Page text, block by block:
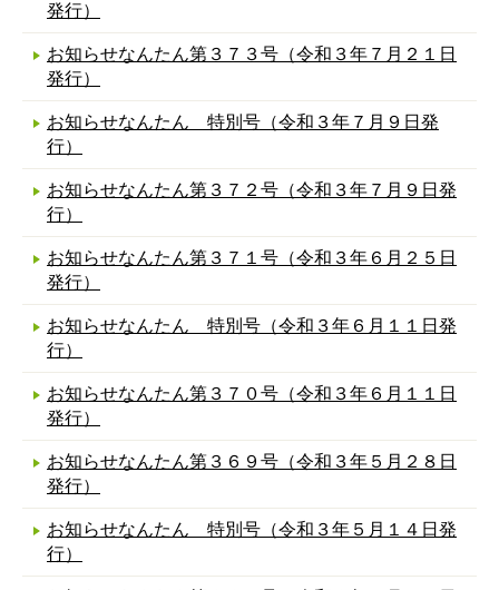
発行）
お知らせなんたん第３７３号（令和３年７月２１日
発行）
お知らせなんたん 特別号（令和３年７月９日発
行）
お知らせなんたん第３７２号（令和３年７月９日発
行）
お知らせなんたん第３７１号（令和３年６月２５日
発行）
お知らせなんたん 特別号（令和３年６月１１日発
行）
お知らせなんたん第３７０号（令和３年６月１１日
発行）
お知らせなんたん第３６９号（令和３年５月２８日
発行）
お知らせなんたん 特別号（令和３年５月１４日発
行）